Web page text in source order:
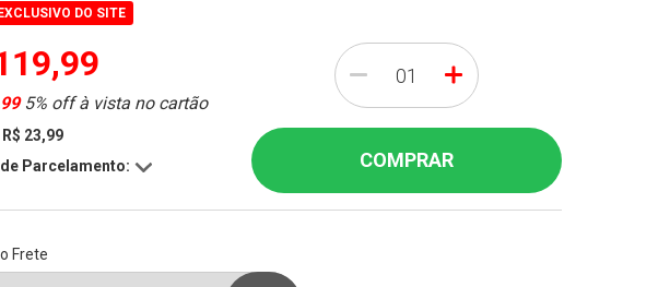
DO SITE
5% off à vista no cartão
R$ 23,99
Parcelamento:
- +
COMPRAR
Frete